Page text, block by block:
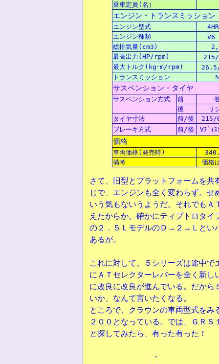
乗車定員 ( 名 ）
エンジン・トランスミッション
エンジン型式
エンジン種類
V6
総排気量(cm3)
最高出力 (HP/rpm)
最大トルク(kg･m/rpm)
トランスミッション
サスペンション・タイヤ
サスペンション方式 前
後
リ
タイヤ寸法 前/後
215/
ブレーキ方式
前/後 Vﾃﾞｨ
価格
車両価格(発売時)
備考
価格
さて、旧型とプラットフォームを
じで、エンジンも全く変わらず。
いう気もないうようだ。それでも
えたからか。確かにティプトロタ
の２．５ＬモデルのＤ→２→Ｌとい
あるが。
これに対して、５シリーズは途中
にＡＴセレクターレバーを全く新
に改良に改良が進んでいる。だか
いか、なんて言いたくなる。
ところで、クラウンの車両型式を
２００となっている。では、ＧＲ
と探してみたら、有った有った！
・